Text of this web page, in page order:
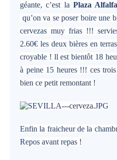
géante, c’est la Plaza Alfalfa
qu’on va se poser boire une
cervezas muy frias !!!
2.60€ les deux bières en
croyable ! ll est bientôt 18
à peine 15 heures !!! ces
bien ce petit remontant !
Enfin la fraicheur de la
Repos avant repas !